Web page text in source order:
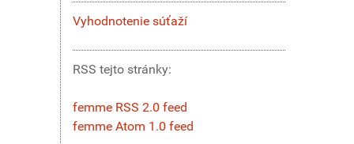
Vyhodnotenie súťaží
RSS tejto stránky:
femme RSS 2.0 feed
femme Atom 1.0 feed